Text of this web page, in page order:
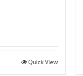
Quick View